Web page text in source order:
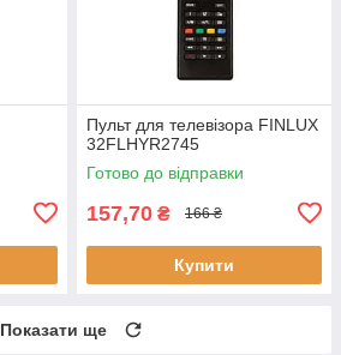
Пульт для телевізора FINLUX
32FLHYR2745
Готово до відправки
157,70 ₴ 166 ₴
Купити
Показати ще